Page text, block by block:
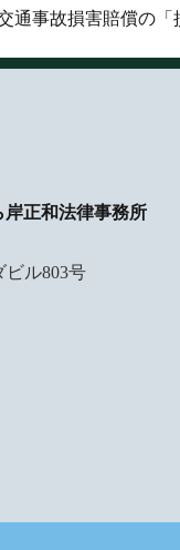
通事故損害賠償の「
正和法律事務所
ビル803号